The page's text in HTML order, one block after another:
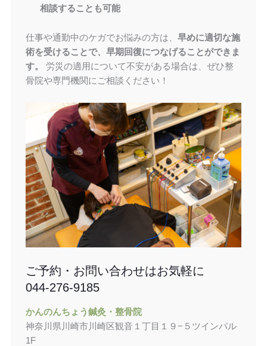
相談することも可能
仕事や通勤中のケガでお悩みの方は、 早めに適切な施
術を受けることで、早期回復につなげることができま
す。
労災の適用について不安がある場合は、ぜひ整
骨院や専門機関にご相談ください！
ご予約・お問い合わせはお気軽に
044-276-9185
かんのんちょう鍼灸・整骨院
神奈川県川崎市川崎区観音１丁目１９−５ツインパル
1F